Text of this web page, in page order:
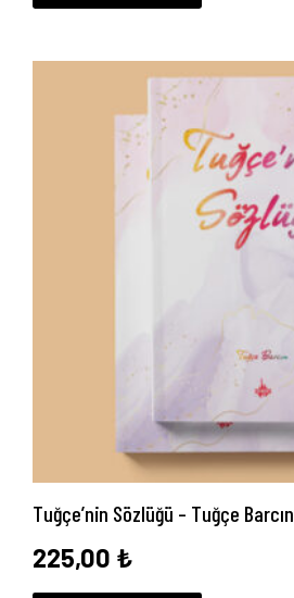
Tuğçe’nin Sözlüğü – Tuğçe Barcın
225,00 ₺